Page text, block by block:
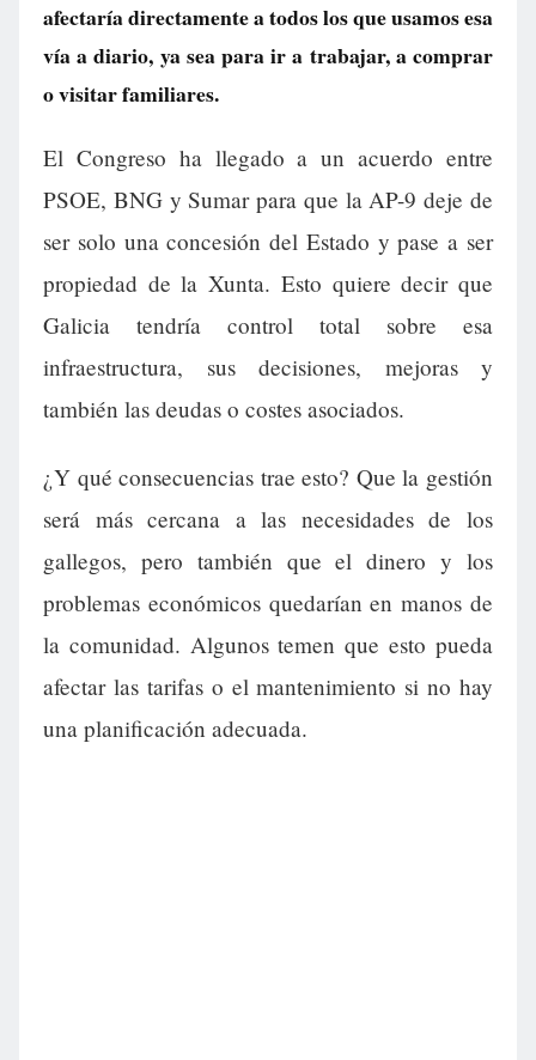
afectaría directamente a todos los que usamos esa
vía a diario, ya sea para ir a trabajar, a comprar
o visitar familiares.
El Congreso ha llegado a un acuerdo entre
PSOE, BNG y Sumar para que la AP-9 deje de
ser solo una concesión del Estado y pase a ser
propiedad de la Xunta. Esto quiere decir que
Galicia tendría control total sobre esa
infraestructura, sus decisiones, mejoras y
también las deudas o costes asociados.
¿Y qué consecuencias trae esto? Que la gestión
será más cercana a las necesidades de los
gallegos, pero también que el dinero y los
problemas económicos quedarían en manos de
la comunidad. Algunos temen que esto pueda
afectar las tarifas o el mantenimiento si no hay
una planificación adecuada.